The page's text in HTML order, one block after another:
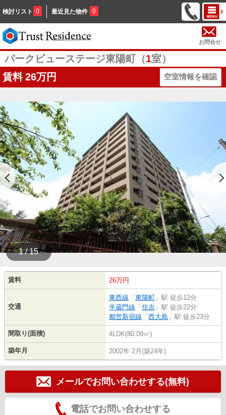
検討リスト 0 最近見た物件 0
お問合せ
パークビューステージ東陽町（1室）
賃料 26万円 空室情報を確認
1 / 15
賃料 26万円
交通
東西線 「 東陽町 」駅 徒歩12分
半蔵門線 「 住吉 」駅 徒歩22分
都営新宿線 「 西大島 」駅 徒歩23分
間取り(面積) 4LDK(80.09㎡)
築年月 2002年 2月(築24年)
メールでお問い合わせする(無料)
電話でお問い合わせする